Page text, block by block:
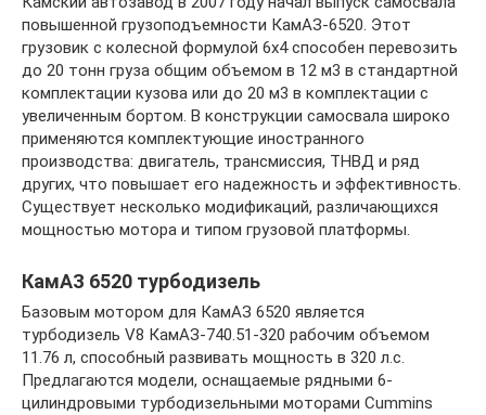
повышенной грузоподъемности КамАЗ-6520. Этот
грузовик с колесной формулой 6х4 способен перевозить
до 20 тонн груза общим объемом в 12 м3 в стандартной
комплектации кузова или до 20 м3 в комплектации с
увеличенным бортом. В конструкции самосвала широко
применяются комплектующие иностранного
производства: двигатель, трансмиссия, ТНВД и ряд
других, что повышает его надежность и эффективность.
Существует несколько модификаций, различающихся
мощностью мотора и типом грузовой платформы.
КамАЗ 6520 турбодизель
Базовым мотором для КамАЗ 6520 является
турбодизель V8 КамАЗ-740.51-320 рабочим объемом
11.76 л, способный развивать мощность в 320 л.с.
Предлагаются модели, оснащаемые рядными 6-
цилиндровыми турбодизельными моторами Cummins